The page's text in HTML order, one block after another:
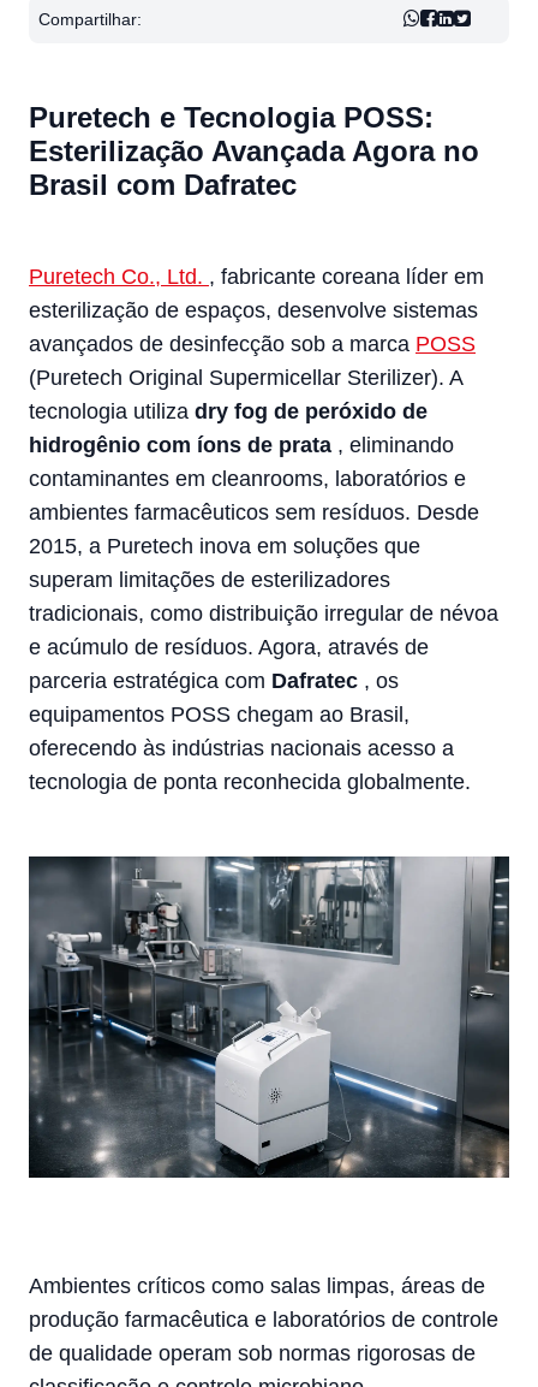
Compartilhar:
Puretech e Tecnologia POSS:
Esterilização Avançada Agora no
Brasil com Dafratec
Puretech Co., Ltd. , fabricante coreana líder em
esterilização de espaços, desenvolve sistemas
avançados de desinfecção sob a marca POSS
(Puretech Original Supermicellar Sterilizer). A
tecnologia utiliza dry fog de peróxido de
hidrogênio com íons de prata , eliminando
contaminantes em cleanrooms, laboratórios e
ambientes farmacêuticos sem resíduos. Desde
2015, a Puretech inova em soluções que
superam limitações de esterilizadores
tradicionais, como distribuição irregular de névoa
e acúmulo de resíduos. Agora, através de
parceria estratégica com Dafratec , os
equipamentos POSS chegam ao Brasil,
oferecendo às indústrias nacionais acesso a
tecnologia de ponta reconhecida globalmente.
Ambientes críticos como salas limpas, áreas de
produção farmacêutica e laboratórios de controle
de qualidade operam sob normas rigorosas de